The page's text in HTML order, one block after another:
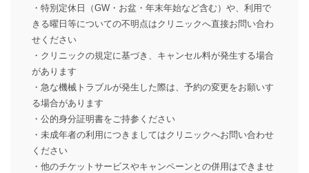
・特別定休日（GW・お盆・年末年始など含む）や、利用で
きる曜日等についての不明点はクリニックへ直接お問い合わ
せください
・クリニックの規定に基づき、キャンセル料が発生する場合
があります
・急な機械トラブルが発生した際は、予約の変更をお願いす
る場合があります
・公的身分証明書をご持参ください
・未成年者の利用につきましてはクリニックへお問い合わせ
ください
・他のチケットサービスやキャンペーンとの併用はできませ